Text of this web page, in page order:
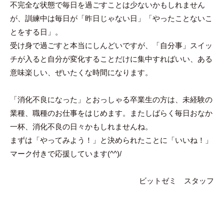
不完全な状態で毎日を過ごすことは少ないかもしれません
が、訓練中は毎日が「昨日じゃない日」「やったことないこ
とをする日」。
受け身で過ごすと本当にしんどいですが、「自分事」スイッ
チが入ると自分が変化することだけに集中すればいい、ある
意味楽しい、ぜいたくな時間になります。
「消化不良になった」とおっしゃる卒業生の方は、未経験の
業種、職種のお仕事をはじめます。またしばらく毎日おなか
一杯、消化不良の日々かもしれませんね。
まずは「やってみよう！」と決められたことに「いいね！」
マーク付きで応援しています(^^)/
ビットゼミ スタッフ